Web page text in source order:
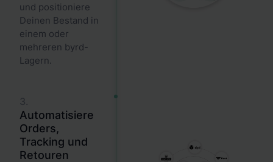
und positioniere
Deinen Bestand in
einem oder
mehreren byrd-
Lagern.
3.
Automatisiere
Orders,
Tracking und
Retouren